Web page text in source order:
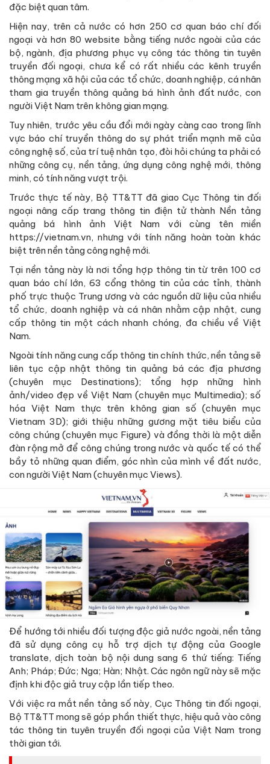
đặc biệt quan tâm.
Hiện nay, trên cả nước có hơn 250 cơ quan báo chí đối
ngoại và hơn 80 website bằng tiếng nước ngoài của các
bộ, ngành, địa phương phục vụ công tác thông tin tuyên
truyền đối ngoại, chưa kể có rất nhiều các kênh truyền
thông mạng xã hội của các tổ chức, doanh nghiệp, cá nhân
tham gia truyền thông quảng bá hình ảnh đất nước, con
người Việt Nam trên không gian mạng.
Tuy nhiên, trước yêu cầu đổi mới ngày càng cao trong lĩnh
vực báo chí truyền thông do sự phát triển mạnh mẽ của
công nghệ số, của trí tuệ nhân tạo, đòi hỏi chúng ta phải có
những công cụ, nền tảng, ứng dụng công nghệ mới, thông
minh, có tính năng vượt trội.
Trước thực tế này, Bộ TT&TT đã giao Cục Thông tin đối
ngoại nâng cấp trang thông tin điện tử thành Nền tảng
quảng bá hình ảnh Việt Nam với cùng tên miền
https://vietnam.vn, nhưng với tính năng hoàn toàn khác
biệt trên nền tảng công nghệ mới.
Tại nền tảng này là nơi tổng hợp thông tin từ trên 100 cơ
quan báo chí lớn, 63 cổng thông tin của các tỉnh, thành
phố trực thuộc Trung ương và các nguồn dữ liệu của nhiều
tổ chức, doanh nghiệp và cá nhân nhằm cập nhật, cung
cấp thông tin một cách nhanh chóng, đa chiều về Việt
Nam.
Ngoài tính năng cung cấp thông tin chính thức, nền tảng sẽ
liên tục cập nhật thông tin quảng bá các địa phương
(chuyên mục Destinations); tổng hợp những hình
ảnh/video đẹp về Việt Nam (chuyên mục Multimedia); số
hóa Việt Nam thực trên không gian số (chuyên mục
Vietnam 3D); giới thiệu những gương mặt tiêu biểu của
công chúng (chuyên mục Figure) và đồng thời là một diễn
đàn rộng mở để công chúng trong nước và quốc tế có thể
bầy tỏ những quan điểm, góc nhìn của mình về đất nước,
con người Việt Nam (chuyên mục Views).
Để hướng tới nhiều đối tượng độc giả nước ngoài, nền tảng
đã sử dụng công cụ hỗ trợ dịch tự động của Google
translate, dịch toàn bộ nội dung sang 6 thứ tiếng: Tiếng
Anh; Pháp; Đức; Nga; Hàn; Nhật. Các ngôn ngữ này sẽ mặc
định khi độc giả truy cập lần tiếp theo.
Với việc ra mắt nền tảng số này, Cục Thông tin đối ngoại,
Bộ TT&TT mong sẽ góp phần thiết thực, hiệu quả vào công
tác thông tin tuyên truyền đối ngoại của Việt Nam trong
thời gian tới.